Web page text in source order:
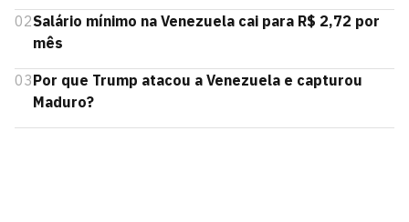
02Salário mínimo na Venezuela cai para R$ 2,72 por
mês
03Por que Trump atacou a Venezuela e capturou
Maduro?